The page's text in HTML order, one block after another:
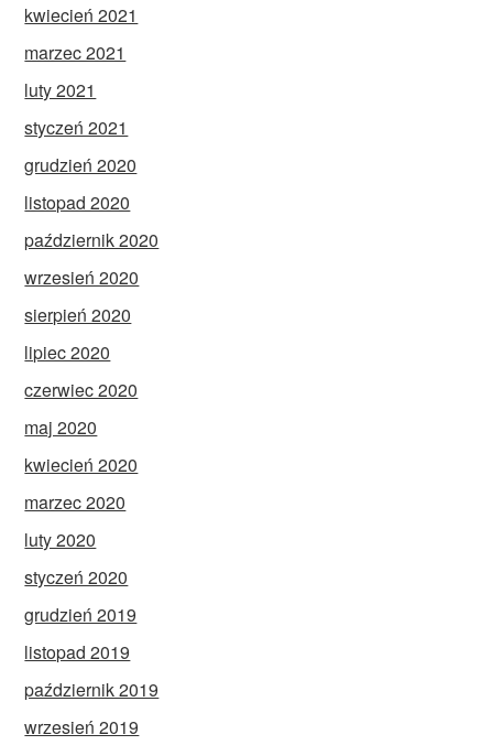
kwiecień 2021
marzec 2021
luty 2021
styczeń 2021
grudzień 2020
listopad 2020
październik 2020
wrzesień 2020
sierpień 2020
lipiec 2020
czerwiec 2020
maj 2020
kwiecień 2020
marzec 2020
luty 2020
styczeń 2020
grudzień 2019
listopad 2019
październik 2019
wrzesień 2019